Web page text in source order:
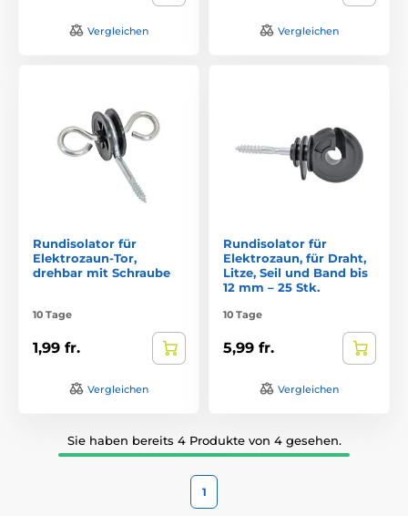
Vergleichen Vergleichen
Rundisolator für
Elektrozaun-Tor,
drehbar mit Schraube
10 Tage
1,99 fr.
Vergleichen
Rundisolator für
Elektrozaun, für Draht,
Litze, Seil und Band bis
12 mm – 25 Stk.
10 Tage
5,99 fr.
Vergleichen
Sie haben bereits 4 Produkte von 4 gesehen.
1